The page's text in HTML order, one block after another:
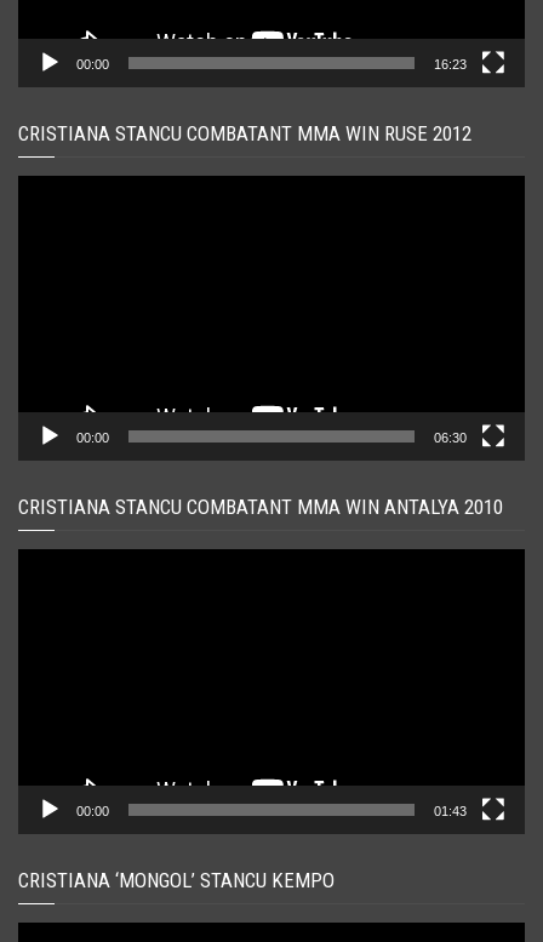
00:00 16:23
CRISTIANA STANCU COMBATANT MMA WIN RUSE 2012
00:00 06:30
CRISTIANA STANCU COMBATANT MMA WIN ANTALYA 2010
00:00 01:43
CRISTIANA ‘MONGOL’ STANCU KEMPO